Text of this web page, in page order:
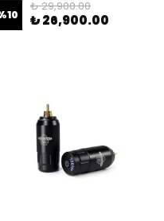
10
₺ 29,900.00
₺ 26,900.00